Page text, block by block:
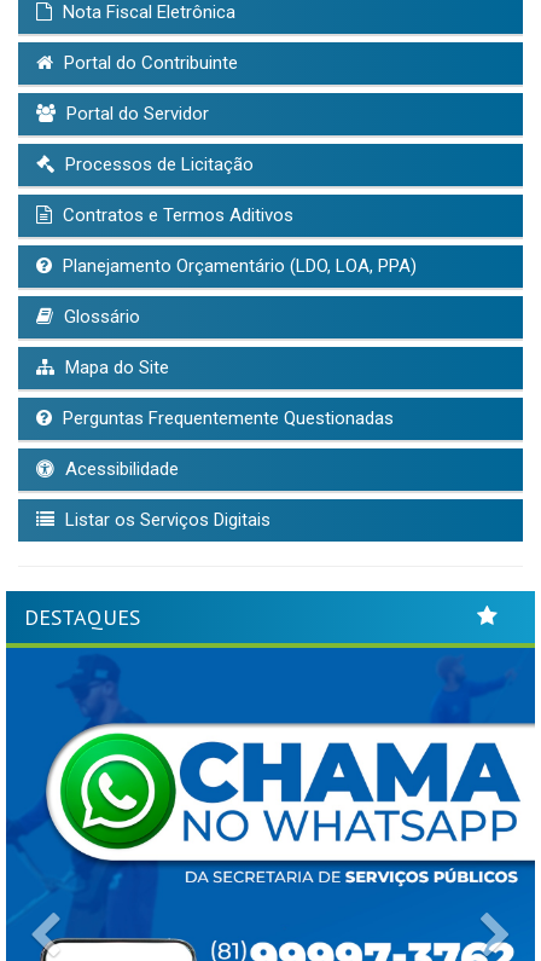
Nota Fiscal Eletrônica
Portal do Contribuinte
Portal do Servidor
Processos de Licitação
Contratos e Termos Aditivos
Planejamento Orçamentário (LDO, LOA, PPA)
Glossário
Mapa do Site
Perguntas Frequentemente Questionadas
Acessibilidade
Listar os Serviços Digitais
DESTAQUES